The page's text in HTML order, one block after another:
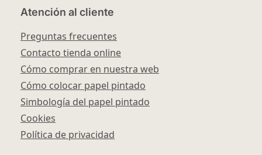
Atención al cliente
Preguntas frecuentes
Contacto tienda online
Cómo comprar en nuestra web
Cómo colocar papel pintado
Simbología del papel pintado
Cookies
Política de privacidad